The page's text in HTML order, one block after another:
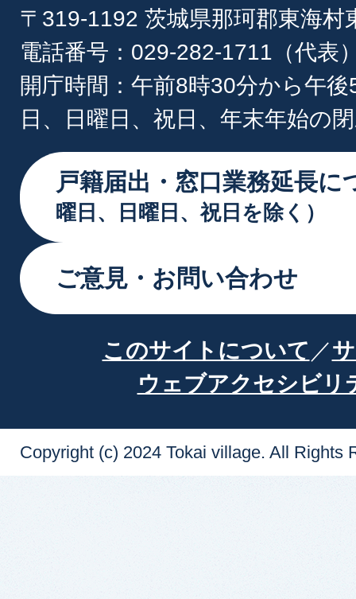
〒319-1192 茨城県那珂郡東海村
電話番号：029-282-1711（代表
開庁時間：午前8時30分から午
日、日曜日、祝日、年末年始の
戸籍届出・窓口業務延長に
曜日、日曜日、祝日を除く）
ご意見・お問い合わせ
このサイトについて
ウェブアクセシビリ
Copyright (c) 2024 Tokai village. All Rights